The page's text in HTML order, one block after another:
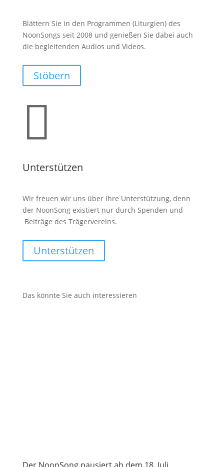
Blättern Sie in den Programmen (Liturgien) des
NoonSongs seit 2008 und genießen Sie dabei auch
die begleitenden Audios und Videos.
Stöbern

Unterstützen
Wir freuen wir uns über Ihre Unterstützung, denn
der NoonSong existiert nur durch Spenden und
Beiträge des Trägervereins.
Unterstützen
Das könnte Sie auch interessieren